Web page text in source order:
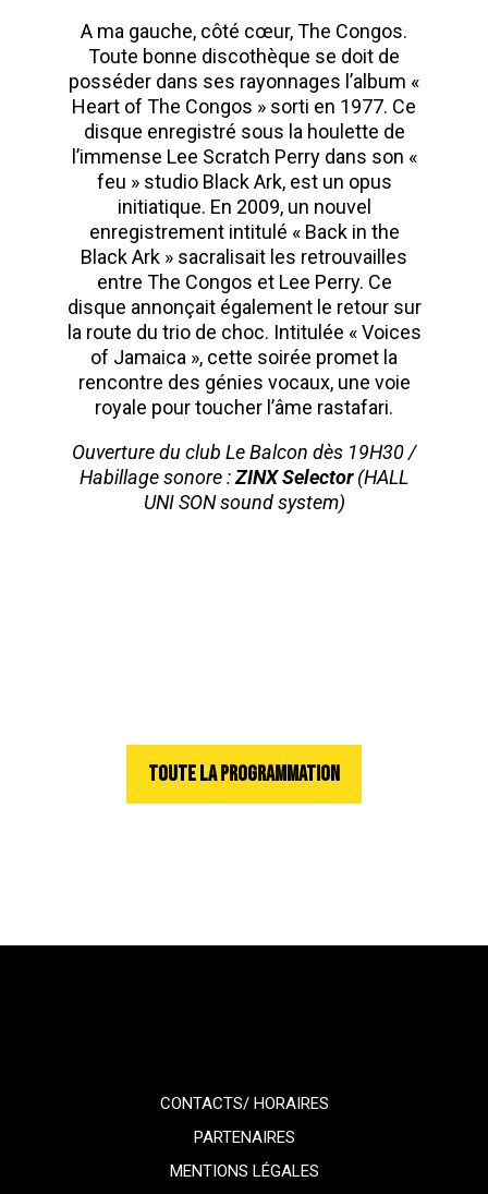
A ma gauche, côté cœur, The Congos.
Toute bonne discothèque se doit de
posséder dans ses rayonnages l’album «
Heart of The Congos » sorti en 1977. Ce
disque enregistré sous la houlette de
l’immense Lee Scratch Perry dans son «
feu » studio Black Ark, est un opus
initiatique. En 2009, un nouvel
enregistrement intitulé « Back in the
Black Ark » sacralisait les retrouvailles
entre The Congos et Lee Perry. Ce
disque annonçait également le retour sur
la route du trio de choc. Intitulée « Voices
of Jamaica », cette soirée promet la
rencontre des génies vocaux, une voie
royale pour toucher l’âme rastafari.
Ouverture du club Le Balcon dès 19H30 /
Habillage sonore :ZINX Selector(HALL
UNI SON sound system)
TOUTE LA PROGRAMMATION
CONTACTS/ HORAIRES
PARTENAIRES
MENTIONS LÉGALES